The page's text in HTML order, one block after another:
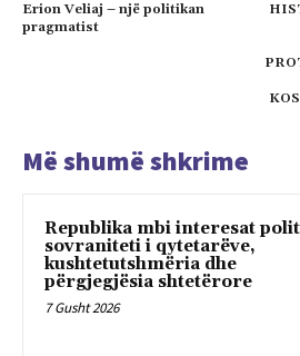
Erion Veliaj – një politikan
pragmatist
Më shumë shkrime
Republika mbi interesat
sovraniteti i qytetarëve,
kushtetutshmëria dhe
përgjegjësia shtetërore
7 Gusht 2026